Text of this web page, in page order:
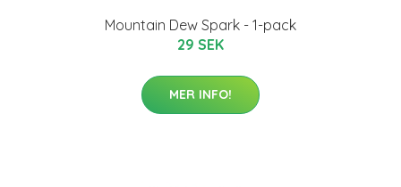
Mountain Dew Spark - 1-pack
29 SEK
MER INFO!